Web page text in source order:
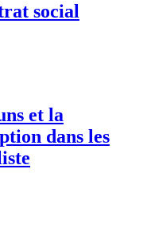
social
et la
dans les